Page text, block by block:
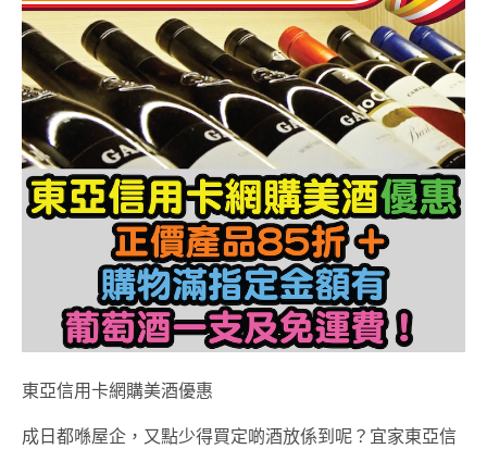
東亞信用卡網購美酒優惠
成日都喺屋企，又點少得買定啲酒放係到呢？宜家東亞信